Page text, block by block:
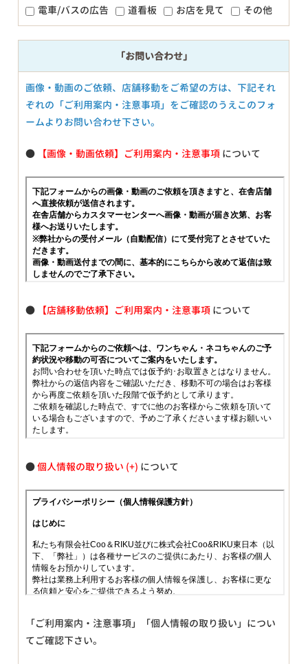
電車/バスの広告
道看板 お店を見て その他
「お問い合わせ」
画像・動画のご依頼、店舗移動をご希望の方は、下記それ
ぞれの「ご利用案内・注意事項」をご確認のうえこのフォ
ームよりお問い合わせ下さい。
● 【画像・動画依頼】ご利用案内・注意事項 について
● 【店舗移動依頼】ご利用案内・注意事項 について
●個人情報の取り扱い について
「ご利用案内・注意事項」「個人情報の取り扱い」につい
てご確認下さい。